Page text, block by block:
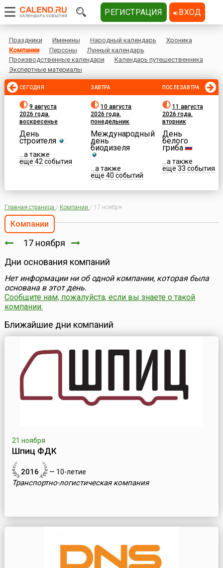
Праздники Именины Народный календарь
Хроника
Компании
Персоны
Лунный календарь
Производственные календари
Календарь путешественника
Экспертные материалы
СЕГОДНЯ
9 августа
2026 года,
воскресенье
День
строителя
...а также
еще 42 события
ЗАВТРА
10 августа
2026 года,
понедельник
Международный
день
биодизеля
...а также
еще 40 событий
ПОСЛЕЗАВТРА
11 августа
2026 года,
вторник
День
белого
гриба
...а также
еще 33 события
Главная страница / Компании / 17 ноября
Компании
17 ноября
Дни основания компаний
Нет информации ни об одной компании, которая была
основана в этот день.
Сообщите нам, пожалуйста, если вы знаете о такой
компании.
Ближайшие дни компаний
21 ноября
Шпиц ФДК
2016 — 10-летие
Транспортно-логистическая компания
РЕГИСТРАЦИЯ ВХОД